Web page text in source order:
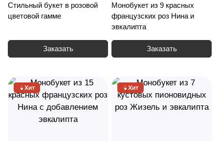
Стильный букет в розовой
цветовой гамме
Заказать
Монобукет из 9 красных
французских роз Нина и
эвкалипта
Заказать
Хит Хит